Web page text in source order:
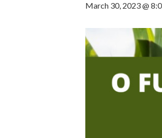
March 30, 2023 @